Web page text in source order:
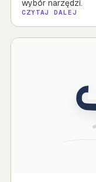
wybór narzędzi.
CZYTAJ DALEJ